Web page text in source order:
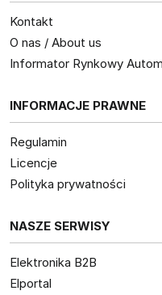
Kontakt
O nas / About us
Informator Rynkowy
INFORMACJE PRAWNE
Regulamin
Licencje
Polityka prywatności
NASZE SERWISY
Elektronika B2B
Elportal